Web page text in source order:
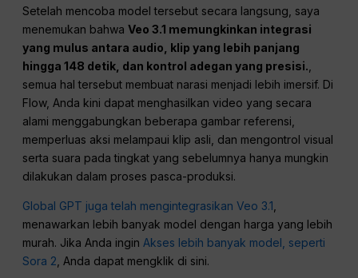
Setelah mencoba model tersebut secara langsung, saya
menemukan bahwaVeo 3.1 memungkinkan integrasi
yang mulus antara audio, klip yang lebih panjang
hingga 148 detik, dan kontrol adegan yang presisi.
semua hal tersebut membuat narasi menjadi lebih imersif. Di
Flow, Anda kini dapat menghasilkan video yang secara
alami menggabungkan beberapa gambar referensi,
memperluas aksi melampaui klip asli, dan mengontrol visual
serta suara pada tingkat yang sebelumnya hanya mungkin
dilakukan dalam proses pasca-produksi.
Global GPT juga telah mengintegrasikan Veo 3.1,
menawarkan lebih banyak model dengan harga yang lebih
murah. Jika Anda inginAkses lebih banyak model, seperti
Sora 2, Anda dapat mengklik di sini.